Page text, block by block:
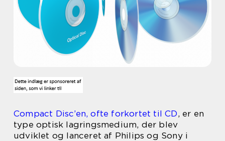
Compact Disc’en, ofte forkortet til CD, er en
type optisk lagringsmedium, der blev
udviklet og lanceret af Philips og Sony i